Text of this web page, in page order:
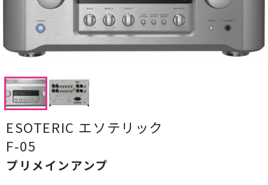
パワーアンプ
CDプレーヤー・レシーバー
ネットワークプレーヤー・D/Aコンバーター
レコードプレーヤー
フォノイコライザー・MCトランス
ESOTERIC エソテリック
F-05
プリメインアンプ